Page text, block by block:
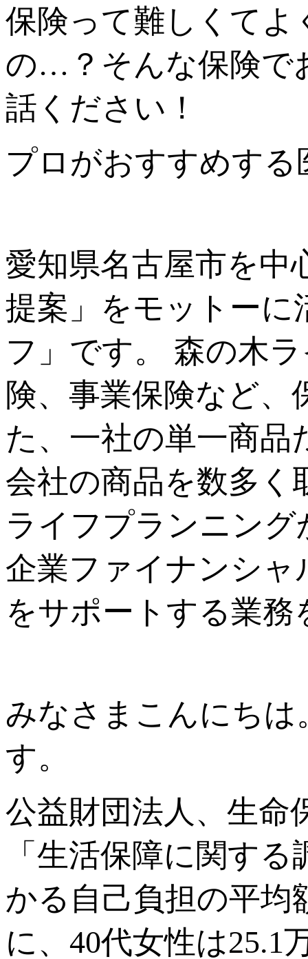
保険って難しくて
の…？そんな保険で
話ください！
プロがおすすめする
愛知県名古屋市を中
提案」をモットーに
フ」です。 森の木
険、事業保険など
た、一社の単一商
会社の商品を数多く
ライフプランニン
企業ファイナンシャ
をサポートする業
みなさまこんにち
す。
公益財団法人、生命
「生活保障に関す
かる自己負担の平均
に、40代女性は25.1